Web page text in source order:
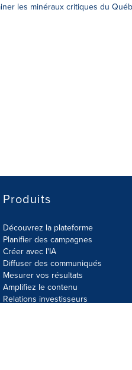
les minéraux critiques du
Produits
Découvrez la plateforme
Planifier des campagnes
Créer avec l'IA
Diffuser des communiqués
Mesurer vos résultats
Amplifiez le contenu
Relations investisseurs